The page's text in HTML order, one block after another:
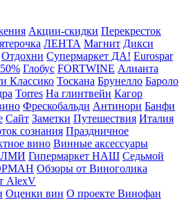
Акции-скидки Перекресток
ЛЕНТА Магнит Дикси
Отдохни Супермаркет ДА! Eurospar
Глобус FORTWINE Алианта
Классико Тоскана Брунелло Бароло
Torres На глинтвейн Кагор
Фрескобальди Антинори Банфи
Сайт Заметки Путешествия Италия
сознания Праздничное
вино Винные аксессуары
Гипермаркет НАШ Седьмой
Обзоры от Виноголика
AlexV
Оценки вин О проекте Винофан